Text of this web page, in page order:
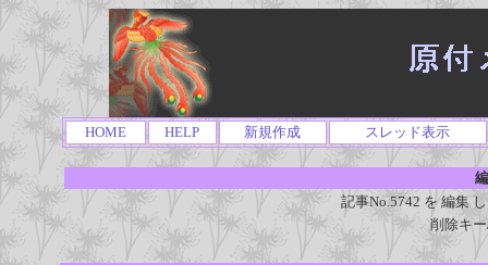
HOME HELP 新規作成 スレッド表示
記事No.5742 を 編集
削除キ